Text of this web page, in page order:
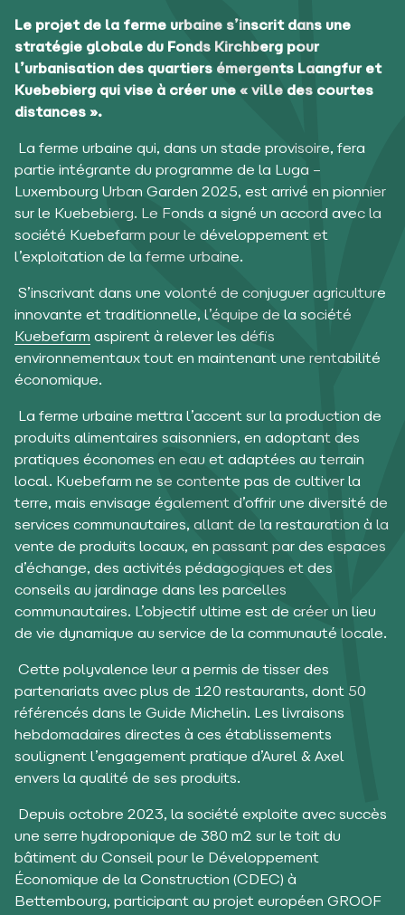
Le projet de la ferme urbaine s’inscrit dans une
stratégie globale du Fonds Kirchberg pour
l’urbanisation des quartiers émergents Laangfur et
Kuebebierg qui vise à créer une « ville des courtes
distances ».
La ferme urbaine qui, dans un stade provisoire, fera
partie intégrante du programme de la Luga –
Luxembourg Urban Garden 2025, est arrivé en pionnier
sur le Kuebebierg. Le Fonds a signé un accord avec la
société Kuebefarm pour le développement et
l’exploitation de la ferme urbaine.
S’inscrivant dans une volonté de conjuguer agriculture
innovante et traditionnelle, l’équipe de la société
Kuebefarm aspirent à relever les défis
environnementaux tout en maintenant une rentabilité
économique.
La ferme urbaine mettra l’accent sur la production de
produits alimentaires saisonniers, en adoptant des
pratiques économes en eau et adaptées au terrain
local. Kuebefarm ne se contente pas de cultiver la
terre, mais envisage également d’offrir une diversité de
services communautaires, allant de la restauration à la
vente de produits locaux, en passant par des espaces
d’échange, des activités pédagogiques et des
conseils au jardinage dans les parcelles
communautaires. L’objectif ultime est de créer un lieu
de vie dynamique au service de la communauté locale.
Cette polyvalence leur a permis de tisser des
partenariats avec plus de 120 restaurants, dont 50
référencés dans le Guide Michelin. Les livraisons
hebdomadaires directes à ces établissements
soulignent l’engagement pratique d’Aurel & Axel
envers la qualité de ses produits.
Depuis octobre 2023, la société exploite avec succès
une serre hydroponique de 380 m2 sur le toit du
bâtiment du Conseil pour le Développement
Économique de la Construction (CDEC) à
Bettembourg, participant au projet européen GROOF